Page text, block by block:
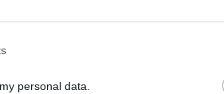
personal data.